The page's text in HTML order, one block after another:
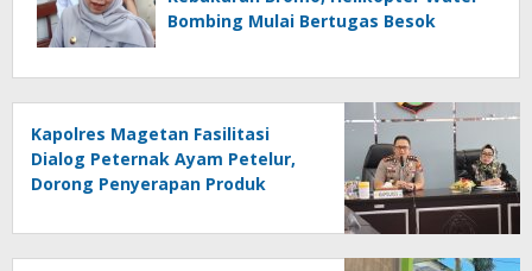
Bombing Mulai Bertugas Besok
Kapolres Magetan Fasilitasi
Dialog Peternak Ayam Petelur,
Dorong Penyerapan Produk